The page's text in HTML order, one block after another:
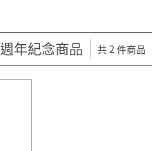
年紀念商品 共 2 件商品